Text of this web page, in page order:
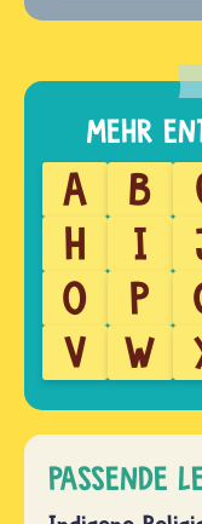
A B
H
I
O
P
V
W
PASSENDE